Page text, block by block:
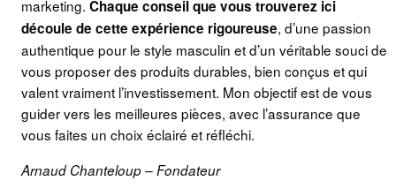
marketing. Chaque conseil que vous trouverez ici
découle de cette expérience rigoureuse, d’une passion
authentique pour le style masculin et d’un véritable souci de
vous proposer des produits durables, bien conçus et qui
valent vraiment l’investissement. Mon objectif est de vous
guider vers les meilleures pièces, avec l’assurance que
vous faites un choix éclairé et réfléchi.
Arnaud Chanteloup – Fondateur